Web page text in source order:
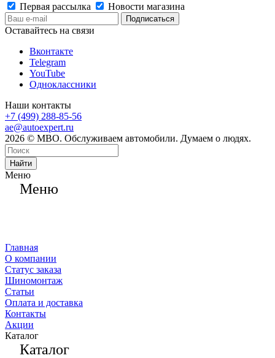
Первая рассылка
Новости магазина
Оставайтесь на связи
Вконтакте
Telegram
YouTube
Одноклассники
Наши контакты
+7 (499) 288-85-56
ae@autoexpert.ru
2026 © МВО. Обслуживаем автомобили. Думаем о людях.
Найти
Меню
Меню
Главная
О компании
Статус заказа
Шиномонтаж
Статьи
Оплата и доставка
Контакты
Акции
Каталог
Каталог